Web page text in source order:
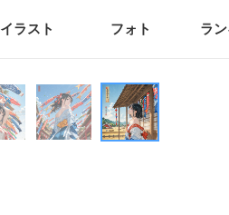
イラスト フォト ラ